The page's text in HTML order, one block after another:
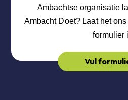
Ambachtse organisatie
Ambacht Doet? Laat het
formulier
Vul